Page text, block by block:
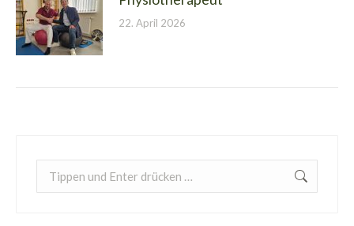
22. April 2026
Search: